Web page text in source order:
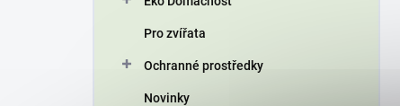
Pro zvířata
Ochranné prostředky
Novinky